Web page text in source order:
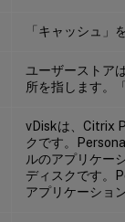
「キャッシュ」
ユーザーストア
所を指します。
vDiskは、Citrix
クです。
ルのアプリケー
ディスクです。
アプリケーショ